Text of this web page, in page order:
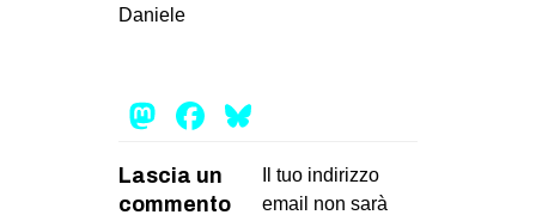
Daniele
Mastodon
Facebook
Lascia un
commento
Il tuo indirizzo
email non sarà